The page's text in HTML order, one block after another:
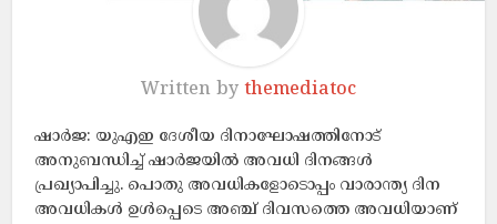
Written by themediatoc
ഷാർജ: യുഎഇ ദേശീയ ദിനാഘോഷത്തിനോട്
അനുബന്ധിച്ച് ഷാർജയിൽ അവധി ദിനങ്ങൾ
പ്രഖ്യാപിച്ചു. പൊതു അവധികളോടൊപ്പം വാരാന്ത്യ ദിന
അവധികൾ ഉൾപ്പെടെ അഞ്ച് ദിവസത്തെ അവധിയാണ്